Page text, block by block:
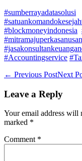
#sumberrayadatasolusi
#blockmoneyindonesia
#Accountingservice
← Previous PostNext
Leave a Reply
Your email address will
marked *
Comment *